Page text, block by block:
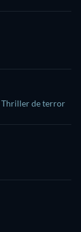
Thriller de terror